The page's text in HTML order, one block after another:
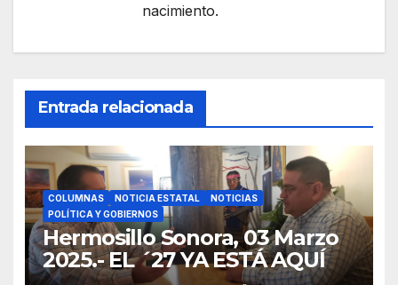
nacimiento.
Entrada relacionada
COLUMNAS NOTICIA ESTATAL
NOTICIAS
POLÍTICA Y GOBIERNOS
Hermosillo Sonora, 03 Marzo
2025.- EL ´27 YA ESTÁ AQUÍ